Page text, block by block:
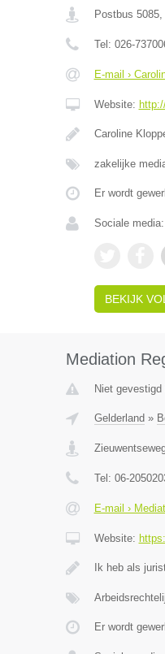
Postbus 5085,
Tel: 026-
E-mail ›
Website:
Caroline
zakelijke
Er wordt
Sociale media:
BEKIJK
Mediation
Niet
Gelderland »
Tel: 06-
E-mail ›
Website:
Ik heb als
Er wordt